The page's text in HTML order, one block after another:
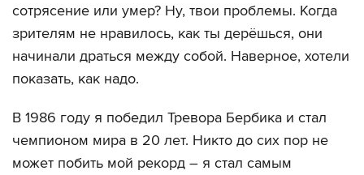
сотрясение или умер? Ну, твои проблемы. Когда
зрителям не нравилось, как ты дерёшься, они
начинали драться между собой. Наверное, хотели
показать, как надо.
В 1986 году я победил Тревора Бербика и стал
чемпионом мира в 20 лет. Никто до сих пор не
может побить мой рекорд – я стал самым